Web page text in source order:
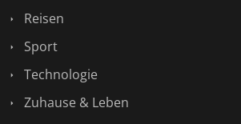
Reisen
Sport
Technologie
Zuhause & Leben